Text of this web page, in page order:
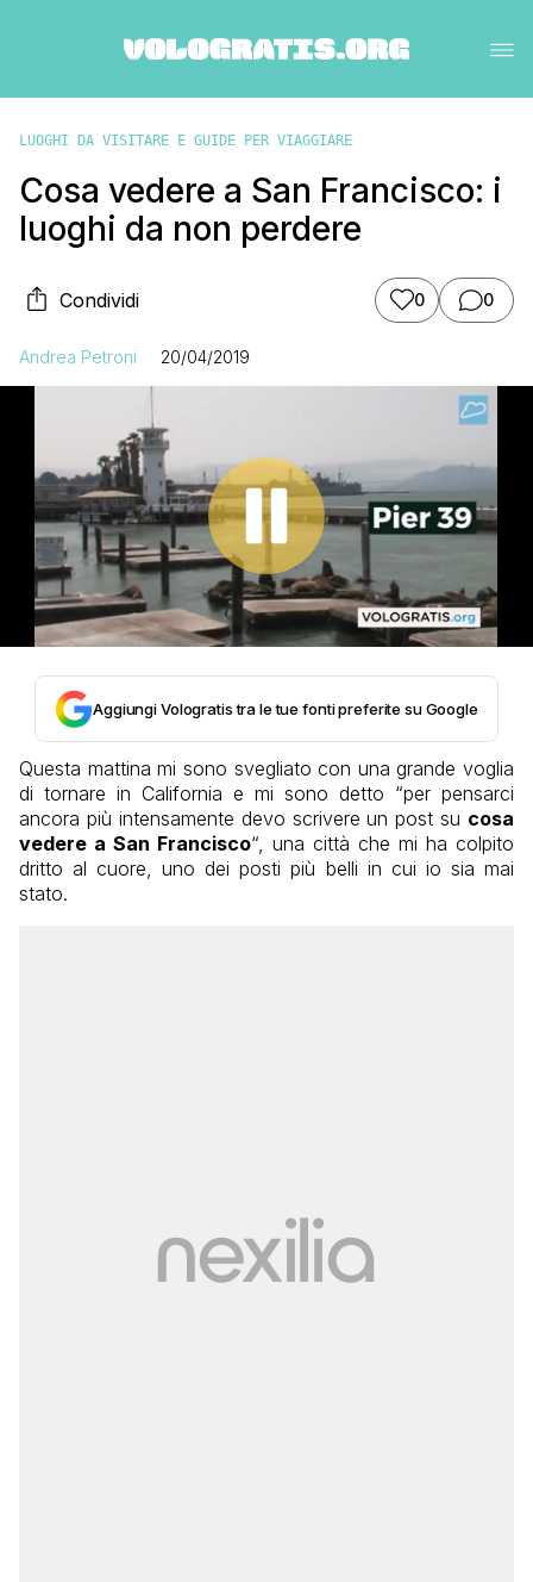
LUOGHI DA VISITARE E GUIDE PER VIAGGIARE
Cosa vedere a San Francisco: i
luoghi da non perdere
Condividi 0 0
Andrea Petroni 20/04/2019
Aggiungi Vologratis tra le tue fonti preferite su Google
Questa mattina mi sono svegliato con una grande voglia
di tornare in California e mi sono detto “per pensarci
ancora più intensamente devo scrivere un post su cosa
vedere a San Francisco“, una città che mi ha colpito
dritto al cuore, uno dei posti più belli in cui io sia mai
stato.